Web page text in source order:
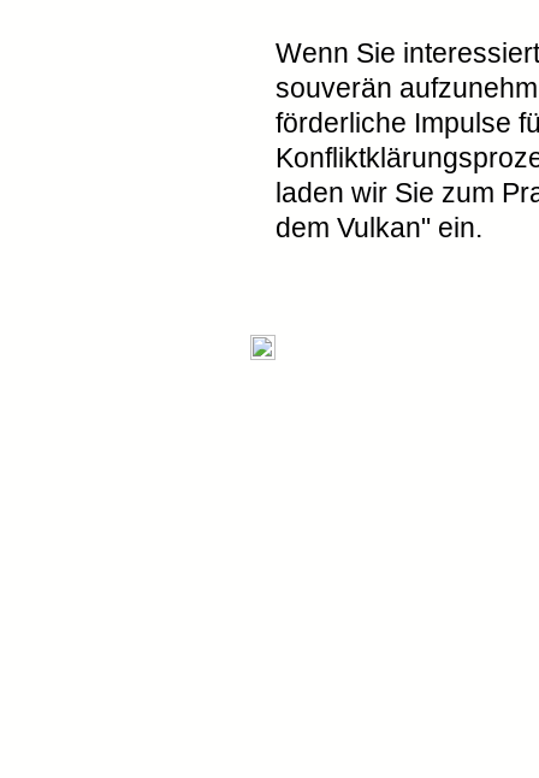
Wenn Sie
souverän
förderliche Impulse
laden wir Sie zum
dem Vulkan" ein.